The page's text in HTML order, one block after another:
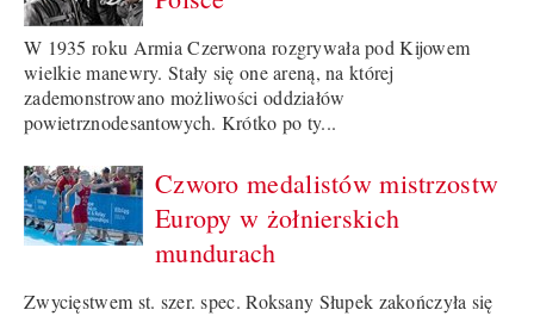
W 1935 roku Armia Czerwona rozgrywała pod Kijowem
wielkie manewry. Stały się one areną, na której
zademonstrowano możliwości oddziałów
powietrznodesantowych. Krótko po ty...
Czworo medalistów mistrzostw
Europy w żołnierskich
mundurach
Zwycięstwem st. szer. spec. Roksany Słupek zakończyła się